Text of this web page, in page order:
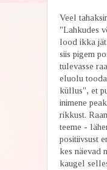
Veel
"Lahkudes
lood ikka
siis pigem
tulevasse
eluolu
küllus", et
inimene
rikkust.
teeme -
positiivsust
kes näevad
kaugel